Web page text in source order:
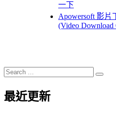
一下
Apowersoft 影片
(Video Download
Search
for:
Search
最近更新